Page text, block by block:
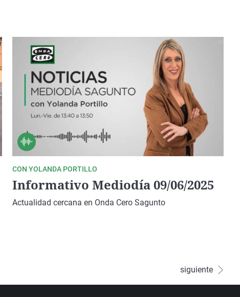
CON YOLANDA PORTILLO
Informativo Mediodía 09/06/2025
Actualidad cercana en Onda Cero Sagunto
siguiente